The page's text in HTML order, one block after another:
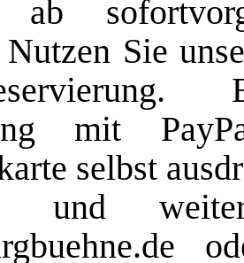
ab
Sie
mit
selbst
und